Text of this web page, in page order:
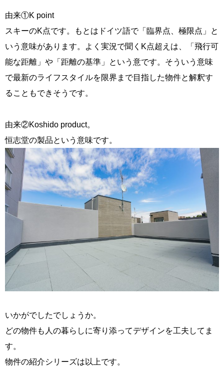
由来①K point
スキーのK点です。もとはドイツ語で「臨界点、極限点」と
いう意味があります。よく実況で聞くK点超えは、「飛行可
能な距離」や「距離の基準」という意です。そういう意味
で最新のライフスタイルを限界まで目指した物件と解釈す
ることもできそうです。
由来②Koshido product。
恒志堂の製品という意味です。
いかがでしたでしょうか。
どの物件も人の暮らしに寄り添ってデザインを工夫してま
す。
物件の紹介シリーズは以上です。